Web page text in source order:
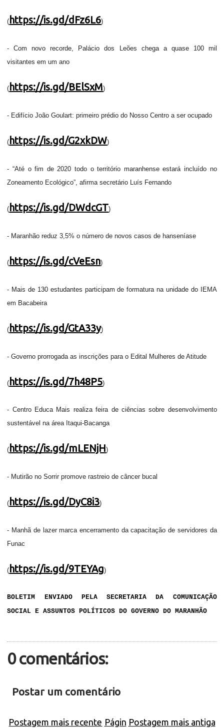
( https://is.gd/dFz6L6)
- Com novo recorde, Palácio dos Leões chega a quase 100 mil
visitantes em um ano
( https://is.gd/BElSxM)
- Edifício João Goulart: primeiro prédio do Nosso Centro a ser ocupado
( https://is.gd/G2xkDW)
- “Até o fim de 2020 todo o território maranhense estará incluído no
Zoneamento Ecológico”, afirma secretário Luís Fernando
( https://is.gd/DWdcGT)
- Maranhão reduz 3,5% o número de novos casos de hanseníase
( https://is.gd/cVeEsn)
- Mais de 130 estudantes participam de formatura na unidade do IEMA
em Bacabeira
( https://is.gd/GtA33y)
- Governo prorrogada as inscrições para o Edital Mulheres de Atitude
( https://is.gd/7h48P5)
- Centro Educa Mais realiza feira de ciências sobre desenvolvimento
sustentável na área Itaqui-Bacanga
( https://is.gd/mLENjH)
- Mutirão no Sorrir promove rastreio de câncer bucal
( https://is.gd/DyC8i3)
- Manhã de lazer marca encerramento da capacitação de servidores da
Funac
( https://is.gd/9TEYAg)
BOLETIM ENVIADO PELA SECRETARIA DA COMUNICAÇÃO
SOCIAL E ASSUNTOS POLÍTICOS DO GOVERNO DO MARANHÃO
0 comentários:
Postar um comentário
Postagem mais recente Postagem mais antiga
Págin